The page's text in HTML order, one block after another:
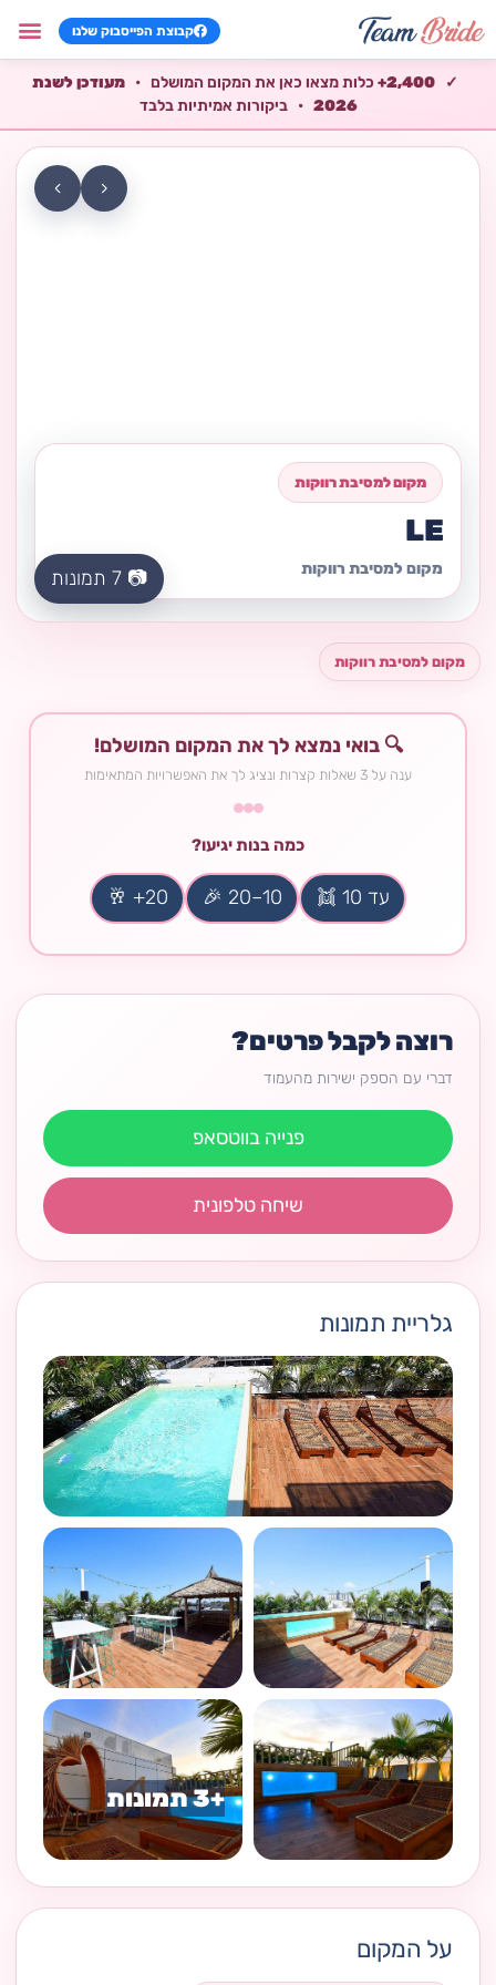
קבוצת הפייסבוק שלנו
✓
2,400+ כלות מצאו כאן את המקום המושלם •
מעודכן לשנת
2026
• ביקורות אמיתיות בלבד
מקום למסיבת רווקות
LE
מקום למסיבת רווקות
‹
›
📷 7 תמונות
מקום למסיבת רווקות
🔍 בואי נמצא לך את המקום המושלם!
ענה על 3 שאלות קצרות ונציג לך את האפשרויות המתאימות
כמה בנות יגיעו?
עד 10 👯 10–20 🎉
20+ 🥂
רוצה לקבל פרטים?
דברי עם הספק ישירות מהעמוד
פנייה בווטסאפ
שיחה טלפונית
גלריית תמונות
על המקום